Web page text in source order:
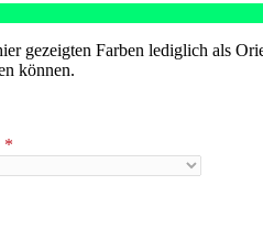
gezeigten Farben lediglich als
können.